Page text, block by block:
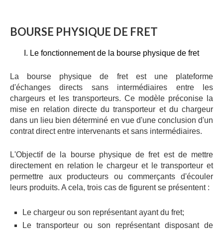
BOURSE PHYSIQUE DE FRET
I. Le fonctionnement de la bourse physique de fret
La bourse physique de fret est une plateforme
d'échanges directs sans intermédiaires entre les
chargeurs et les transporteurs. Ce modèle préconise la
mise en relation directe du transporteur et du chargeur
dans un lieu bien déterminé en vue d'une conclusion d'un
contrat direct entre intervenants et sans intermédiaires.
L'Objectif de la bourse physique de fret est de mettre
directement en relation le chargeur et le transporteur et
permettre aux producteurs ou commerçants d'écouler
leurs produits. A cela, trois cas de figurent se présentent :
Le chargeur ou son représentant ayant du fret;
Le transporteur ou son représentant disposant de